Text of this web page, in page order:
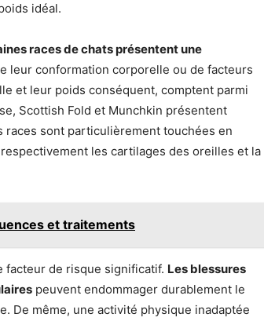
idéal.
races de chats présentent une
leur conformation corporelle ou de facteurs
et leur poids conséquent, comptent parmi
Scottish Fold et Munchkin présentent
sont particulièrement touchées en
les cartilages des oreilles et la
et traitements
facteur de risque significatif. Les blessures
peuvent endommager durablement le
De même, une activité physique inadaptée